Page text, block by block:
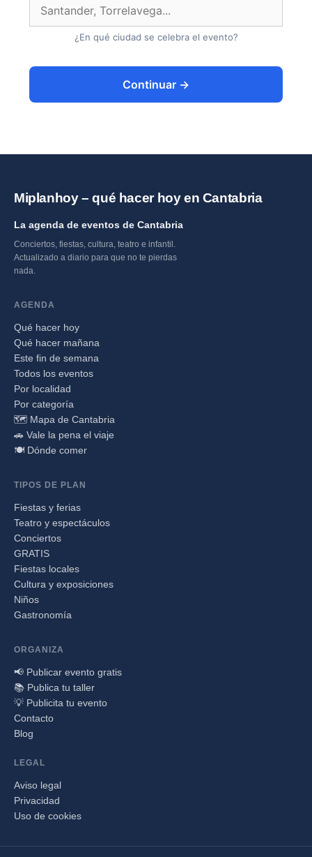
¿En qué ciudad se celebra el evento?
Continuar →
Miplanhoy – qué hacer hoy en Cantabria
La agenda de eventos de Cantabria
Conciertos, fiestas, cultura, teatro e infantil.
Actualizado a diario para que no te pierdas
nada.
AGENDA
Qué hacer hoy
Qué hacer mañana
Este fin de semana
Todos los eventos
Por localidad
Por categoría
🗺️ Mapa de Cantabria
🚗 Vale la pena el viaje
🍽️ Dónde comer
TIPOS DE PLAN
Fiestas y ferias
Teatro y espectáculos
Conciertos
GRATIS
Fiestas locales
Cultura y exposiciones
Niños
Gastronomía
ORGANIZA
📢 Publicar evento gratis
📚 Publica tu taller
💡 Publicita tu evento
Contacto
Blog
LEGAL
Aviso legal
Privacidad
Uso de cookies